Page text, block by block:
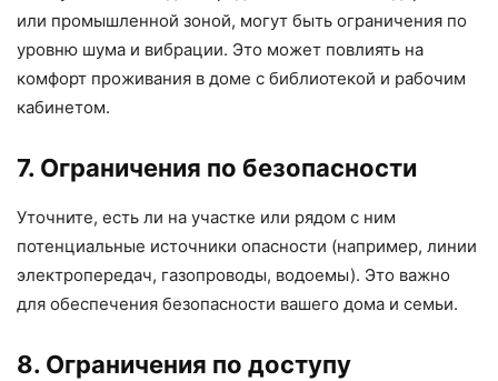
или промышленной зоной, могут быть ограничения по
уровню шума и вибрации. Это может повлиять на
комфорт проживания в доме с библиотекой и рабочим
кабинетом.
7. Ограничения по безопасности
Уточните, есть ли на участке или рядом с ним
потенциальные источники опасности (например, линии
электропередач, газопроводы, водоемы). Это важно
для обеспечения безопасности вашего дома и семьи.
8. Ограничения по доступу